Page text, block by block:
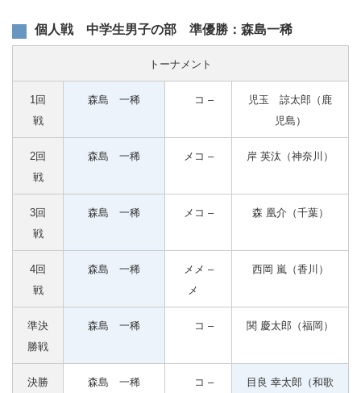
個人戦 中学生男子の部 準優勝：森島一稀
トーナメント
1回
戦
森島 一稀 コ –
児玉 諒太郎（鹿
児島）
2回
戦
森島 一稀 メコ – 岸 英汰（神奈川）
3回
戦
森島 一稀 メコ – 森 凰介（千葉）
4回
戦
森島 一稀
メメ –
メ
西岡 嵐（香川）
準決
勝戦
森島 一稀 コ – 関 慶太郎（福岡）
決勝
森島 一稀
コ –
目良 幸太郎（和歌